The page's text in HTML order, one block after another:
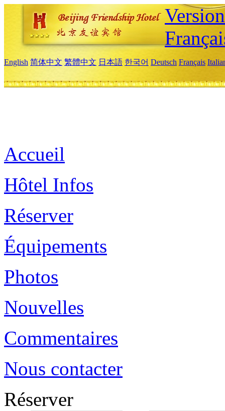
English 简体中文 繁體中文 日本語 한국어 Deutsch Français
Accueil
Hôtel Infos
Réserver
Équipements
Photos
Nouvelles
Commentaires
Nous contacter
Réserver